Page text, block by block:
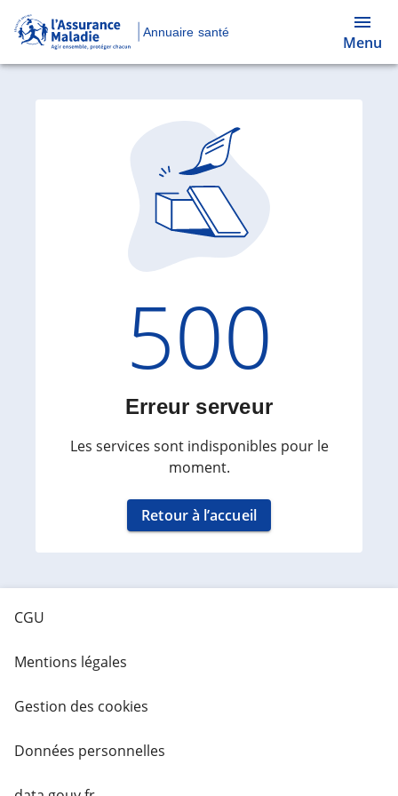
Annuaire santé
Menu
Code
500
Erreur serveur
Les services sont indisponibles pour le
moment.
Retour à l’accueil
CGU
Mentions légales
Gestion des cookies
Données personnelles